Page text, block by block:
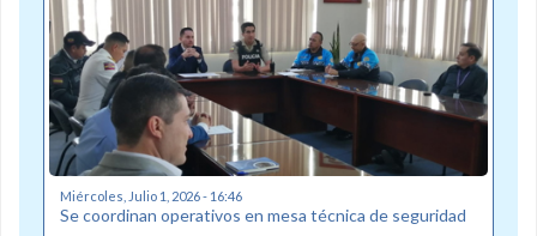
Miércoles, Julio 1, 2026 - 16:46
Se coordinan operativos en mesa técnica de seguridad